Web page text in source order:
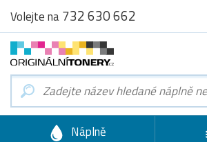
Volejte na732 630 662
Náplně